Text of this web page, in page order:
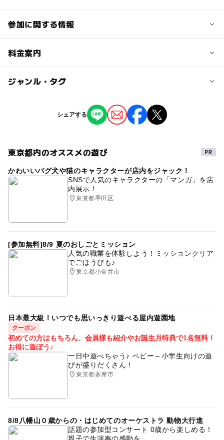
参加に関する情報
対象年齢
料金案内
子供の料金詳細
（ご入場にはご料金がかかります。詳しくは公式サイトの
料金情報をご覧ください。）
イベントのご参加は無料です。
（ご入場にはご料金がかかります。詳しくは公式サイトの
料金情報をご覧ください。）
ジャンル・タグ
ものづくり・学び体験 ミニイベント
シェアする
東京都内のオススメの遊び
かわいいパグ犬や猫のキャラクターが店内をジャック！
SNSで人気のキャラクターの「マンガ」を店
内展示！
東京都墨田区
[参加無料]8/9 夏のおしごとミッション
人気の職業を体験しよう！ミッションクリア
でごほうびも♪
東京都小金井市
日本最大級！いつでも思いっきり遊べる屋内遊園地
クーポン
初めての方はもちろん、会員様も紹介やお誕生月特典で1名無料！
お得に遊ぼう♪
一日中遊べちゃう♪ ベビー～小学生向けの遊
びが盛りだくさん！
東京都多摩市
8/8八幡山０歳からの・はじめてのオーケストラ 動物大行進
話題の参加型コンサート 0歳から楽しめる！